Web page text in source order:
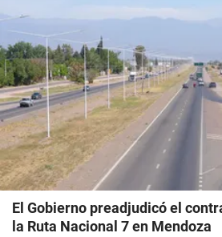
El Gobierno preadjudicó el
la Ruta Nacional 7 en Mendoza